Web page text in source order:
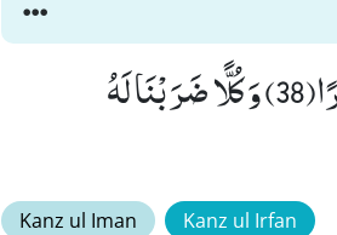
وَّ عَادًا وَّ ثَمُوْدَاۡ وَ اَصْحٰبَ الرَّسِّ وَ قُرُوْنًۢا بَیْنَ ذٰلِكَ كَثِیْرًا(38) وَ كُلًّا ضَرَبْنَا لَهُ
Kanz ul Iman Kanz ul Irfan